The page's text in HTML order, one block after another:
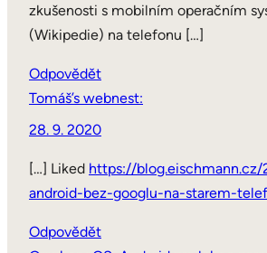
zkušenosti s mobilním operačním
(Wikipedie) na telefonu […]
Odpovědět
Tomáš’s webnest:
28. 9. 2020
[…] Liked https://
android-bez-googlu-na-starem-
Odpovědět